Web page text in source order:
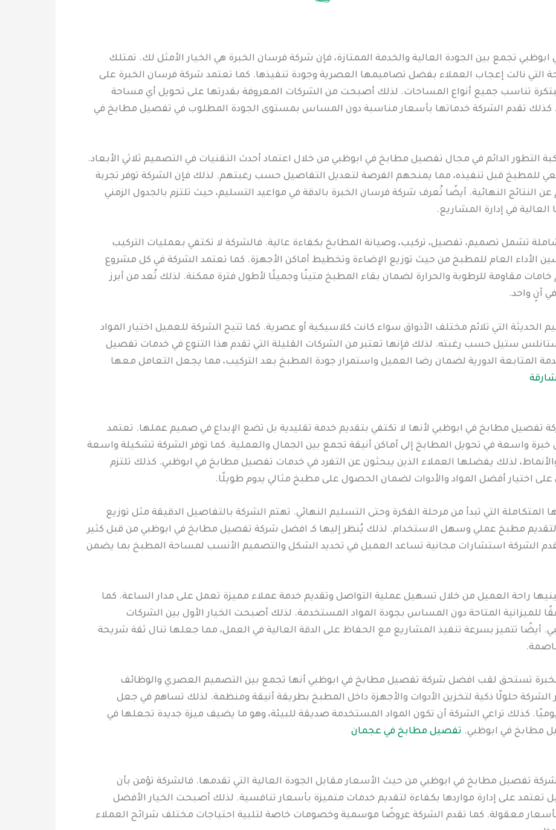
تجمع بين الجودة العالية والخدمة الممتازة، فإن شركة فرسان الخبرة هي الخيار الأمثل لك. تمتلك
التي نالت إعجاب العملاء بفضل تصاميمها العصرية وجودة تنفيذها. كما تعتمد شركة فرسان الخبرة على
تناسب جميع أنواع المساحات. لذلك أصبحت من الشركات المعروفة بقدرتها على تحويل أي مساحة
كذلك تقدم الشركة خدماتها بأسعار مناسبة دون المساس بمستوى الجودة المطلوب في تفصيل مطابخ في
التطور الدائم في مجال تفصيل مطابخ في ابوظبي من خلال اعتماد أحدث التقنيات في التصميم ثلاثي الأبعاد.
للمطبخ قبل تنفيذه، مما يمنحهم الفرصة لتعديل التفاصيل حسب رغبتهم. لذلك فإن الشركة توفر تجربة
النهائية. أيضًا تُعرف شركة فرسان الخبرة بالدقة في مواعيد التسليم، حيث تلتزم بالجدول الزمني
في إدارة المشاريع.
تشمل تصميم، تفصيل، تركيب، وصيانة المطابخ بكفاءة عالية. فالشركة لا تكتفي بعمليات التركيب
الأداء العام للمطبخ من حيث توزيع الإضاءة وتخطيط أماكن الأجهزة. كما تعتمد الشركة في كل مشروع
مقاومة للرطوبة والحرارة لضمان بقاء المطبخ متينًا وجميلًا لأطول فترة ممكنة. لذلك تُعد من أبرز
آنٍ واحد.
الحديثة التي تلائم مختلف الأذواق سواء كانت كلاسيكية أو عصرية. كما تتيح الشركة للعميل اختيار المواد
ستيل حسب رغبته. لذلك فإنها تعتبر من الشركات القليلة التي تقدم هذا التنوع في خدمات تفصيل
المتابعة الدورية لضمان رضا العميل واستمرار جودة المطبخ بعد التركيب، مما يجعل التعامل معها
مطابخ في ابوظبي لأنها لا تكتفي بتقديم خدمة تقليدية بل تضع الإبداع في صميم عملها. تعتمد
واسعة في تحويل المطابخ إلى أماكن أنيقة تجمع بين الجمال والعملية. كما توفر الشركة تشكيلة واسعة
لذلك يفضلها العملاء الذين يبحثون عن التفرد في خدمات تفصيل مطابخ في ابوظبي. كذلك تلتزم
على اختيار أفضل المواد والأدوات لضمان الحصول على مطبخ مثالي يدوم طويلًا.
المتكاملة التي تبدأ من مرحلة الفكرة وحتى التسليم النهائي. تهتم الشركة بالتفاصيل الدقيقة مثل توزيع
لتقديم مطبخ عملي وسهل الاستخدام. لذلك يُنظر إليها كـ افضل شركة تفصيل مطابخ في ابوظبي من قبل كثير
تقدم الشركة استشارات مجانية تساعد العميل في تحديد الشكل والتصميم الأنسب لمساحة المطبخ بما يضمن
راحة العميل من خلال تسهيل عملية التواصل وتقديم خدمة عملاء مميزة تعمل على مدار الساعة. كما
للميزانية المتاحة دون المساس بجودة المواد المستخدمة. لذلك أصبحت الخيار الأول بين الشركات
تتميز بسرعة تنفيذ المشاريع مع الحفاظ على الدقة العالية في العمل، مما جعلها تنال ثقة شريحة
تستحق لقب افضل شركة تفصيل مطابخ في ابوظبي أنها تجمع بين التصميم العصري والوظائف
حلولًا ذكية لتخزين الأدوات والأجهزة داخل المطبخ بطريقة أنيقة ومنظمة. لذلك تساهم في جعل
كذلك تراعي الشركة أن تكون المواد المستخدمة صديقة للبيئة، وهو ما يضيف ميزة جديدة تجعلها في
مطابخ في ابوظبي. تفصيل مطابخ في عجمان
تفصيل مطابخ في ابوظبي من حيث الأسعار مقابل الجودة العالية التي تقدمها. فالشركة تؤمن بأن
تعتمد على إدارة مواردها بكفاءة لتقديم خدمات متميزة بأسعار تنافسية. لذلك أصبحت الخيار الأفضل
بأسعار معقولة. كما تقدم الشركة عروضًا موسمية وخصومات خاصة لتلبية احتياجات مختلف شرائح العملاء